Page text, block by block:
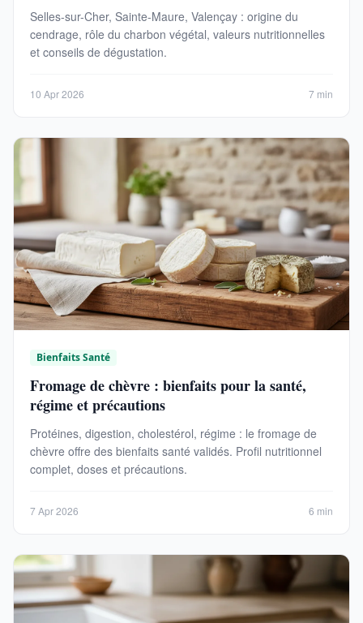
Selles-sur-Cher, Sainte-Maure, Valençay : origine du
cendrage, rôle du charbon végétal, valeurs nutritionnelles
et conseils de dégustation.
10 Apr 2026 7 min
Bienfaits Santé
Fromage de chèvre : bienfaits pour la santé,
régime et précautions
Protéines, digestion, cholestérol, régime : le fromage de
chèvre offre des bienfaits santé validés. Profil nutritionnel
complet, doses et précautions.
7 Apr 2026 6 min